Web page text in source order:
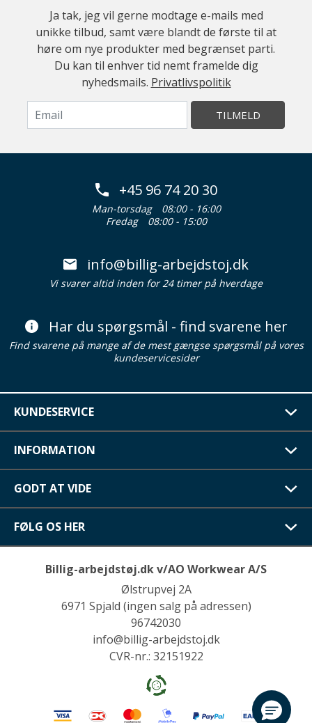
Ja tak, jeg vil gerne modtage e-mails med
unikke tilbud, samt være blandt de første til at
høre om nye produkter med begrænset parti.
Du kan til enhver tid nemt framelde dig
nyhedsmails. Privatlivspolitik
TILMELD
+45 96 74 20 30
Man-torsdag
08:00 - 16:00
Fredag
08:00 - 15:00
info@billig-arbejdstoj.dk
Vi svarer altid inden for 24 timer på hverdage
Har du spørgsmål - find svarene her
Find svarene på mange af de mest gængse spørgsmål på vores
kundeservicesider
KUNDESERVICE
INFORMATION
GODT AT VIDE
FØLG OS HER
Billig-arbejdstøj.dk v/AO Workwear A/S
Ølstrupvej 2A
6971 Spjald (ingen salg på adressen)
96742030
info@billig-arbejdstoj.dk
CVR-nr.: 32151922